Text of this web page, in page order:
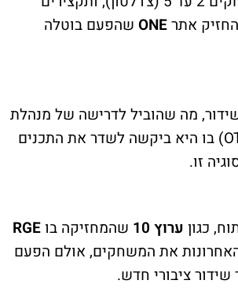
אתרONE שהפעם בוטלה
מה שהוביל לדרישה של מנהלת
) בו היא ביקשה לשדר את התכנים
זו.
כגון ערוץ 10 שהמחזיקה בו RGE
או ערוץ 1, ששידר בשנים האחרונות את המשחקים, אולם הפעם
ציבורי חדש.